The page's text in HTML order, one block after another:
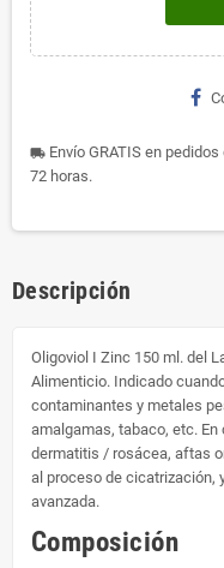
local_shipping Envío GRATIS en
72 horas.
Descripción
Oligoviol I Zinc 150 ml. del
Alimenticio. Indicado
contaminantes y metales
amalgamas, tabaco, etc.
dermatitis / rosácea, aftas
al proceso de cicatrización,
avanzada.
Composición